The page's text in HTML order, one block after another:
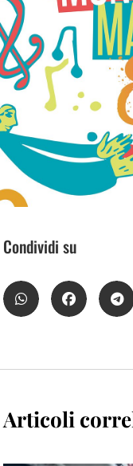
Condividi su
Articoli